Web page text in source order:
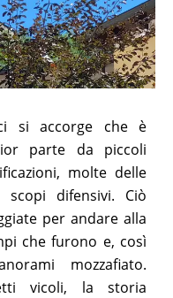
si accorge che è
parte da piccoli
molte delle
difensivi. Ciò
per andare alla
che furono e, così
mozzafiato.
vicoli, la storia